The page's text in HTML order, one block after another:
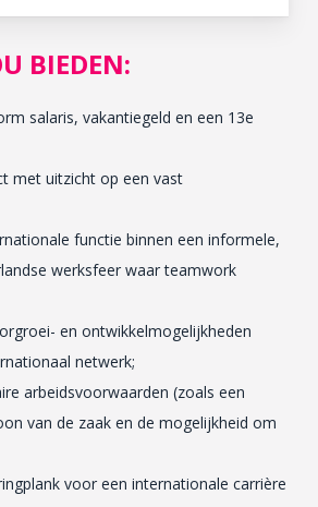
BIEDEN:
salaris, vakantiegeld en een 13e
met uitzicht op een vast
functie binnen een informele,
werksfeer waar teamwork
en ontwikkelmogelijkheden
netwerk;
arbeidsvoorwaarden (zoals een
van de zaak en de mogelijkheid om
voor een internationale carrière